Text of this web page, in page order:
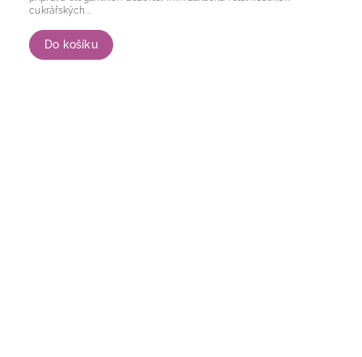
Do košíku
cukrářských...